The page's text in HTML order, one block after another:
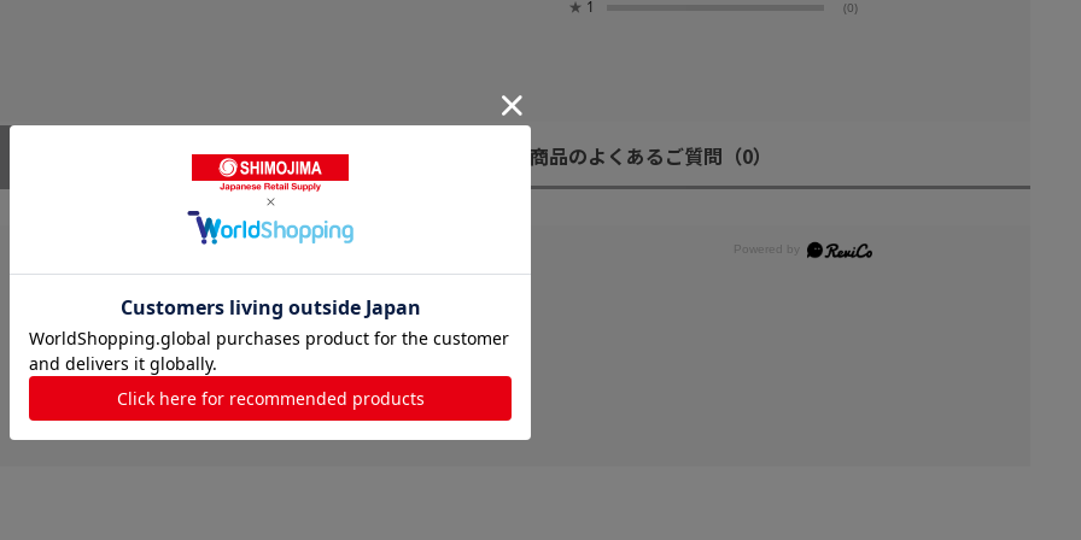
★ 1 (0)
商品のよくあるご質問 （0）
レビューはありません。